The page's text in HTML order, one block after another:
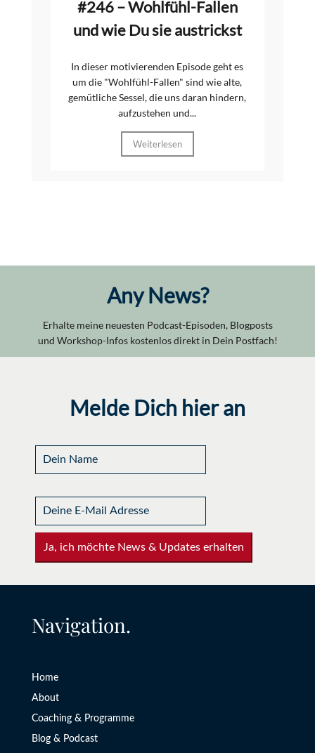
#246 – Wohlfühl-Fallen
und wie Du sie austrickst
In dieser motivierenden Episode geht es
um die "Wohlfühl-Fallen" sind wie alte,
gemütliche Sessel, die uns daran hindern,
aufzustehen und...
Weiterlesen
Any News?
Erhalte meine neuesten Podcast-Episoden, Blogposts
und Workshop-Infos kostenlos direkt in Dein Postfach!
Melde Dich hier an
Ja, ich möchte News & Updates erhalten
Navigation.
Home
About
Coaching & Programme
Blog & Podcast